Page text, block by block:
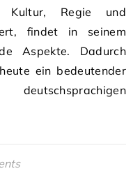
Regie und
findet in seinem
Aspekte. Dadurch
ein bedeutender